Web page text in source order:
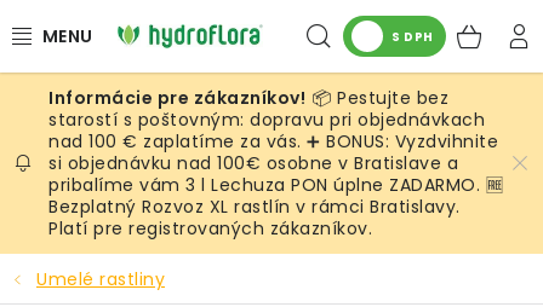
na
Hľadať
S DPH
RASTLINY
UMELÉ RASTLINY
KVETINÁČE
SUBSTRÁTY A PRÍSLUŠENSTVO
📦 Pestujte bez
starostí s poštovným: dopravu pri objednávkach
nad 100 € zaplatíme za vás. ➕ BONUS: Vyzdvihnite
si objednávku nad 100€ osobne v Bratislave a
pribalíme vám 3 l Lechuza PON úplne ZADARMO. 🆓
Bezplatný Rozvoz XL rastlín v rámci Bratislavy.
Platí pre registrovaných zákazníkov.
Umelé rastliny